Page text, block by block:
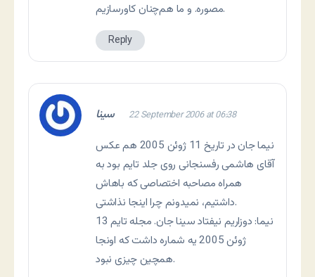
مصوره. و ما هم‌چنان کاورسازیم.
Reply
سینا 22 September 2006 at 06:38
نیما جان در تاریخ 11 ژوئن 2005 هم عکس
آقای هاشمی رفسنجانی روی جلد تایم بود به
همراه مصاحبه اختصاصی که باهاش
داشتیم، نمیدونم چرا اینجا نذاشتی.
نيما: دوزاريم نيفتاد سينا جان. مجله تايم 13
ژوئن 2005 يه شماره داشت که اونجا
همچين چيزی نبود.